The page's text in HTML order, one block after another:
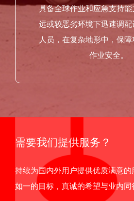
具备全球作业和应急支持
远或较恶劣环境下迅速调配
人员，在复杂地形中，保
作业安全。
需要我们提供服务？
持续为国内外用户提供优质满意
如一的目标，真诚的希望与业内同